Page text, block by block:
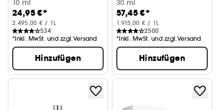
Eau de Toilette
10 ml
24,95 €*
2.495,00 € / 1L
534
*Inkl. MwSt. und zzgl.Versand
Hinzufügen
30 ml
57,45 €*
1.915,00 € / 1L
2500
*Inkl. MwSt. und zzgl.Versand
Hinzufügen